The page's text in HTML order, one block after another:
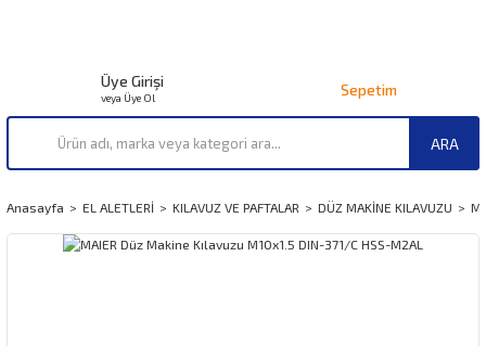
ARA
Üye Girişi
veya Üye Ol Sepetim
Anasayfa EL ALETLERİ KILAVUZ VE PAFTALAR DÜZ MAKİNE KILAVUZU